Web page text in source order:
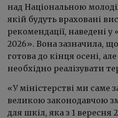
над Національною
якій будуть враховані
рекомендації, наведені у
2026». Вона зазначила,
готова до кінця осені,
необхідно реалізувати
«У міністерстві ми саме
великою законодавчою
для шкіл, яка з 1 вересня